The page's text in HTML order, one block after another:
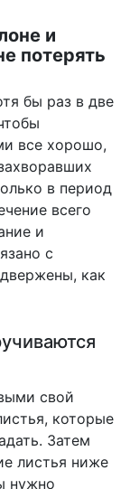
и
потерять
бы раз в две
все хорошо,
в период
всего
и
с
как
свой
которые
Затем
листья ниже
нужно